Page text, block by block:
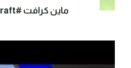
ماين كرافت #SmartCraft